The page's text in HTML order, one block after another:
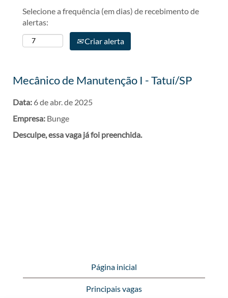
Selecione a frequência (em dias) de recebimento de
alertas:
Criar alerta
Mecânico de Manutenção I - Tatuí/SP
Data: 6 de abr. de 2025
Empresa: Bunge
Desculpe, essa vaga já foi preenchida.
Página inicial
Principais vagas